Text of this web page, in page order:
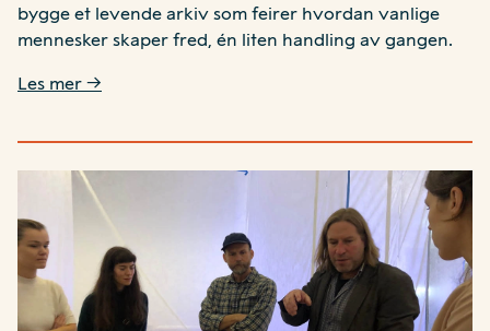
bygge et levende arkiv som feirer hvordan vanlige
mennesker skaper fred, én liten handling av gangen.
Les mer →